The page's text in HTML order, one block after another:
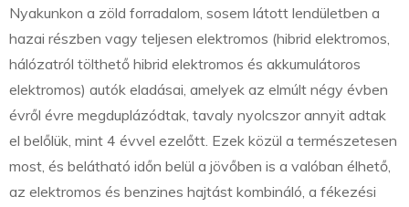
Nyakunkon a zöld forradalom, sosem látott lendületben a
hazai részben vagy teljesen elektromos (hibrid elektromos,
hálózatról tölthető hibrid elektromos és akkumulátoros
elektromos) autók eladásai, amelyek az elmúlt négy évben
évről évre megduplázódtak, tavaly nyolcszor annyit adtak
el belőlük, mint 4 évvel ezelőtt. Ezek közül a természetesen
most, és belátható időn belül a jövőben is a valóban élhető,
az elektromos és benzines hajtást kombináló, a fékezési